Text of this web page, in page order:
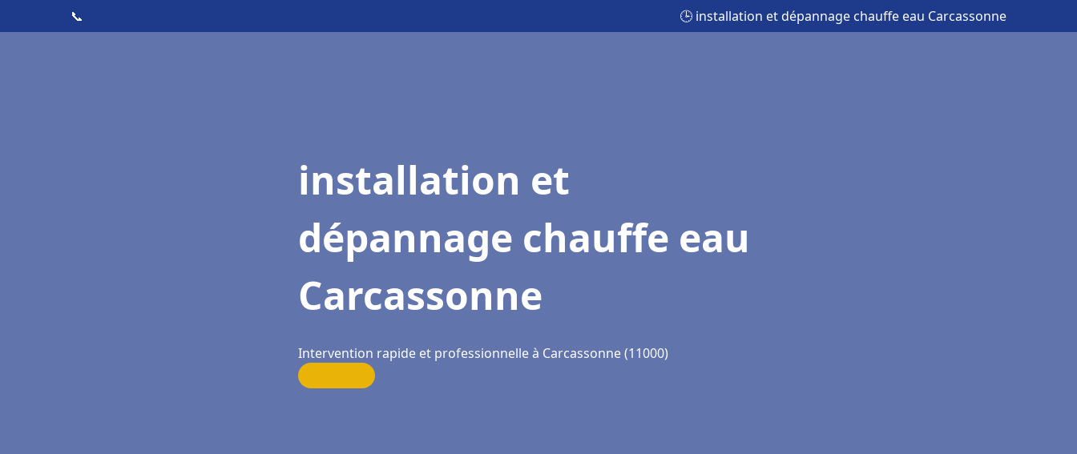
📞 🕒 installation et dépannage chauffe eau Carcassonne
installation et
dépannage chauffe eau
Carcassonne
Intervention rapide et professionnelle à Carcassonne (11000)